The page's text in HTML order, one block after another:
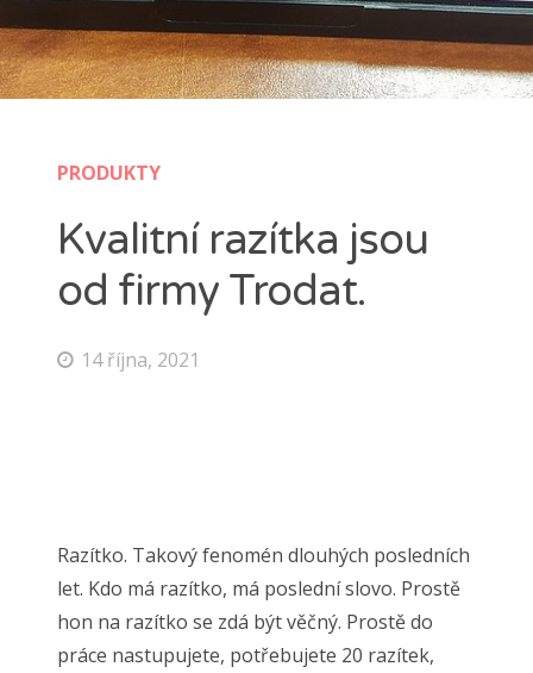
PRODUKTY
Kvalitní razítka jsou
od firmy Trodat.
14 října, 2021
Razítko. Takový fenomén dlouhých posledních
let. Kdo má razítko, má poslední slovo. Prostě
hon na razítko se zdá být věčný. Prostě do
práce nastupujete, potřebujete 20 razítek,